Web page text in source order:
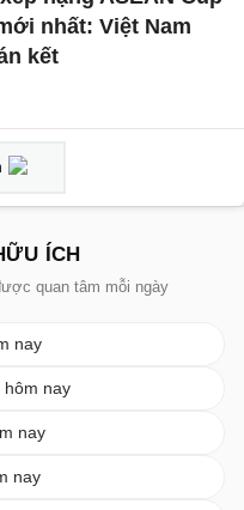
nhất: Việt Nam
kết
ÍCH
quan tâm mỗi ngày
nay
nay
nay
nay